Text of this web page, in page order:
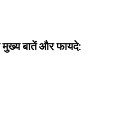
बातें और फायदे: